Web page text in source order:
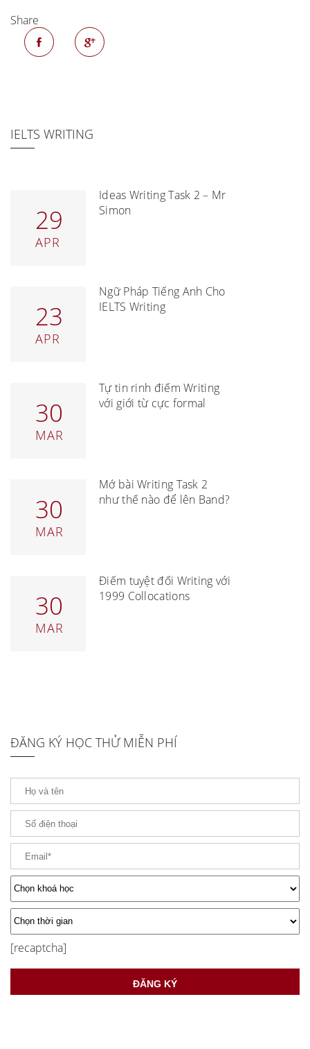
Share
IELTS WRITING
29
APR
Ideas Writing Task 2 – Mr
Simon
23
APR
Ngữ Pháp Tiếng Anh Cho
IELTS Writing
30
MAR
Tự tin rinh điểm Writing
với giới từ cực formal
30
MAR
Mở bài Writing Task 2
như thế nào để lên Band?
30
MAR
Điểm tuyệt đối Writing với
1999 Collocations
ĐĂNG KÝ HỌC THỬ MIỄN PHÍ
[recaptcha]